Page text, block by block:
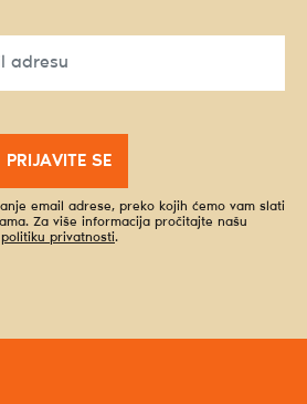
PRIJAVITE SE
email adrese, preko kojih ćemo vam slati
Za više informacija pročitajte našu
politiku privatnosti.